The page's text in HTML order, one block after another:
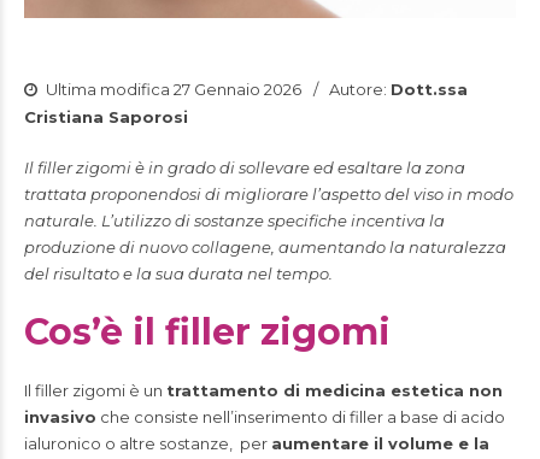
Ultima modifica 27 Gennaio 2026 Autore: Dott.ssa
Cristiana Saporosi
Il filler zigomi è in grado di sollevare ed esaltare la zona
trattata proponendosi di migliorare l’aspetto del viso in modo
naturale. L’utilizzo di sostanze specifiche incentiva la
produzione di nuovo collagene, aumentando la naturalezza
del risultato e la sua durata nel tempo.
Cos’è il filler zigomi
Il filler zigomi è un trattamento di medicina estetica non
invasivo che consiste nell’inserimento di filler a base di acido
ialuronico o altre sostanze, per aumentare il volume e la